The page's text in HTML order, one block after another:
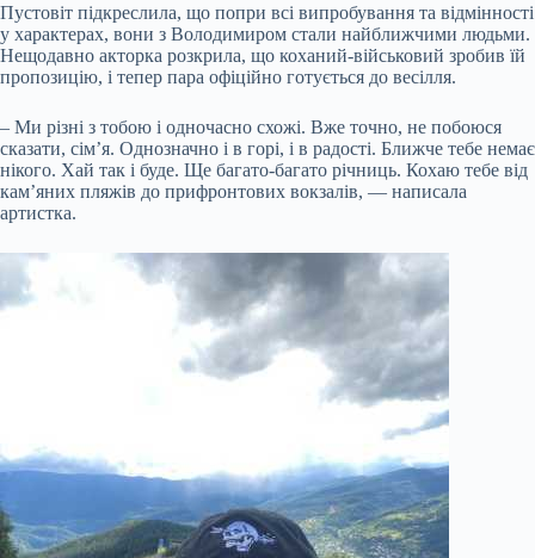
Пустовіт підкреслила, що попри всі випробування та відмінності
у характерах, вони з Володимиром стали найближчими людьми.
Нещодавно акторка розкрила, що коханий-військовий зробив їй
пропозицію, і тепер пара офіційно готується до весілля.
– Ми різні з тобою і одночасно схожі. Вже точно, не побоюся
сказати, сімʼя. Однозначно і в горі, і в радості. Ближче тебе немає
нікого. Хай так і буде. Ще багато-багато річниць. Кохаю тебе від
камʼяних пляжів до прифронтових вокзалів, — написала
артистка.